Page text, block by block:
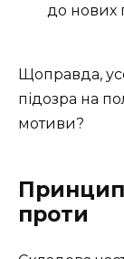
до нових
Щоправда,
підозра на
мотиви?
проти